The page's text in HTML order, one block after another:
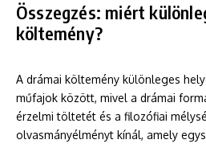
Összegzés: miért
költemény?
A drámai költemény különleges
műfajok között, mivel a drámai
érzelmi töltetét és a filozófiai
olvasmányélményt kínál, amely